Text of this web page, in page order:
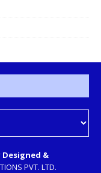
Designed &
PVT. LTD.